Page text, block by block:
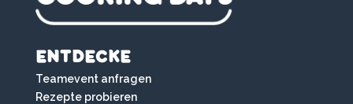
ENTDECKE
Teamevent anfragen
Rezepte probieren